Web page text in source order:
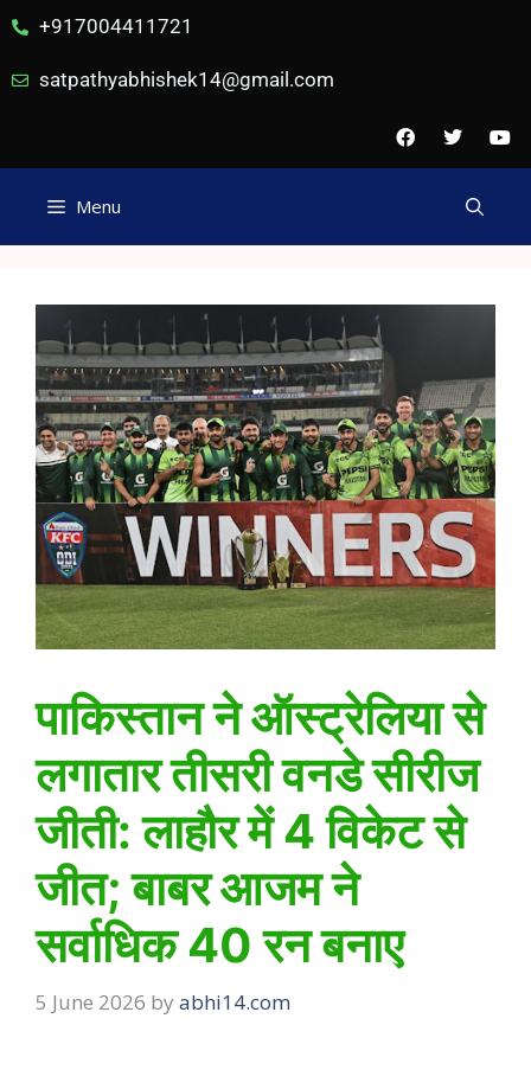
+917004411721
satpathyabhishek14@gmail.com
Menu
पाकिस्तान ने ऑस्ट्रेलिया से
लगातार तीसरी वनडे सीरीज
जीती: लाहौर में 4 विकेट से
जीत; बाबर आजम ने
सर्वाधिक 40 रन बनाए
5 June 2026 by abhi14.com